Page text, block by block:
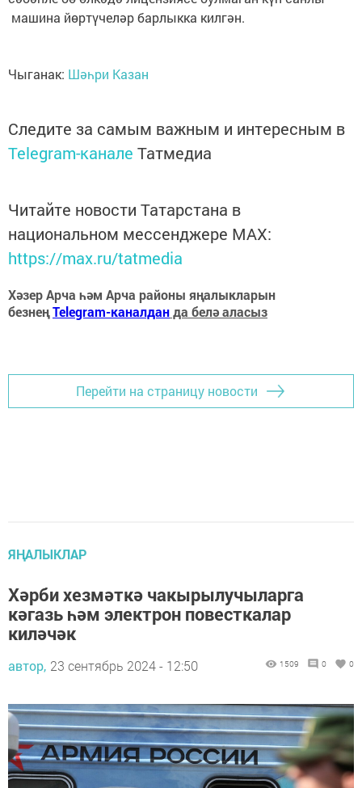
машина йөртүчеләр барлыкка килгән.
Чыганак: Шәһри Казан
Следите за самым важным и интересным в
Telegram-канале Татмедиа
Читайте новости Татарстана в
национальном мессенджере MАХ:
https://max.ru/tatmedia
Хәзер Арча һәм Арча районы яңалыкларын
безнеңTelegram-каналданда белә аласыз
Перейти на страницу новости
ЯҢАЛЫКЛАР
Хәрби хезмәткә чакырылучыларга
кәгазь һәм электрон повесткалар
киләчәк
автор, 23 сентябрь 2024 - 12:50 1509 0 0